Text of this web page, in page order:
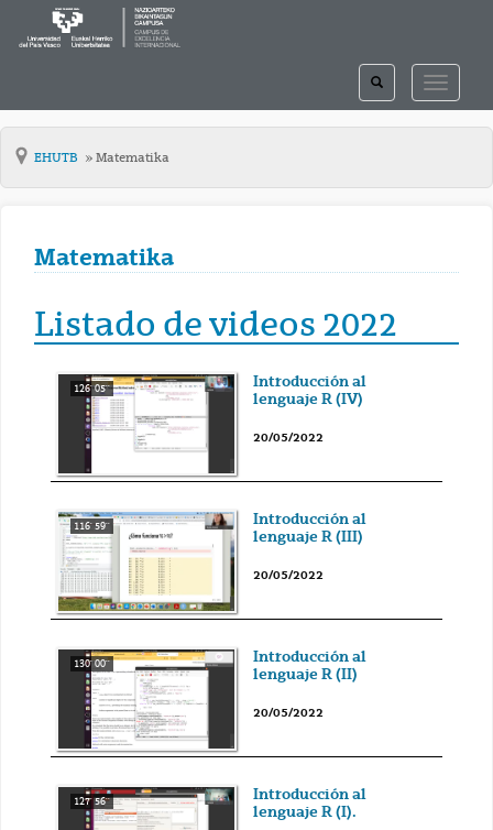
TOGGLE
TOGGLE
SEARCH
EHUTB Matematika
Matematika
Listado de videos 2022
126' 05''
Introducción al
lenguaje R (IV)
20/05/2022
116' 59''
Introducción al
lenguaje R (III)
20/05/2022
130' 00''
Introducción al
lenguaje R (II)
20/05/2022
127' 56''
Introducción al
lenguaje R (I).